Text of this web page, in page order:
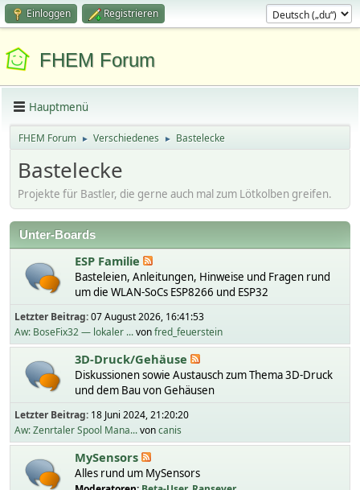
Einloggen Registrieren
FHEM Forum
Hauptmenü
FHEM Forum ► Verschiedenes ► Bastelecke
Bastelecke
Projekte für Bastler, die gerne auch mal zum Lötkolben greifen.
Unter-Boards
ESP Familie
Basteleien, Anleitungen, Hinweise und Fragen rund
um die WLAN-SoCs ESP8266 und ESP32
Letzter Beitrag:07 August 2026, 16:41:53
Aw: BoseFix32 — lokaler ...vonfred_feuerstein
3D-Druck/Gehäuse
Diskussionen sowie Austausch zum Thema 3D-Druck
und dem Bau von Gehäusen
Letzter Beitrag: 18 Juni 2024, 21:20:20
Aw: Zenrtaler Spool Mana...voncanis
MySensors
Alles rund um MySensors